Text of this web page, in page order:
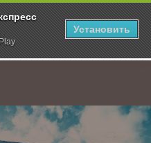
Установить
Поздравляем КСЭ Краснодар с